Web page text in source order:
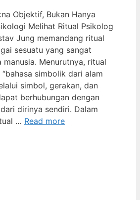
Objektif, Bukan Hanya
Melihat Ritual Psikolog
Jung memandang ritual
sesuatu yang sangat
Menurutnya, ritual
simbolik dari alam
simbol, gerakan, dan
berhubungan dengan
dirinya sendiri. Dalam
… Read more